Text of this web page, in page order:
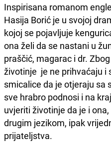
Inspirisana romanom
Hasija Borić je u svojoj
kojoj se pojavljuje
ona želi da se nastani u
praščić, magarac i dr.
životinje je ne prihvaćaju i
smicalice da je otjeraju sa
sve hrabro podnosi i na
uvjeriti životinje da je i
drugim jezikom, ipak
prijateljstva.